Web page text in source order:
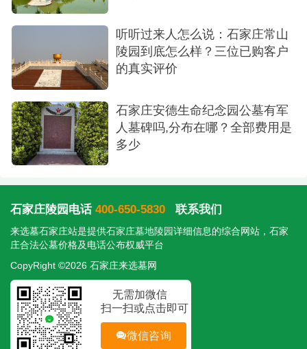
听听过来人怎么说：石家庄常山
陵园到底怎么样？三位已购客户
的真实评价
石家庄安德生命纪念园公墓有军
人墓碑吗,分布在哪？全部费用是
多少
石家庄陵园电话 400-650-5830 联系我们
来选墓石家庄站是提供石家庄墓地陵园详细信息的综合网站，石家
庄合法公墓价格及电话公布权威平台
CopyRight ©2026 石家庄来选墓网
无需加微信
扫一扫或点击即可
微信咨询